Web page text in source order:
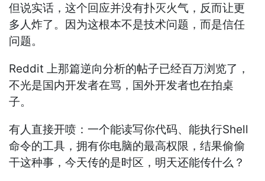
但说实话，这个回应并没有扑灭火气，反而让更
多人炸了。因为这根本不是技术问题，而是信任
问题。
Reddit 上那篇逆向分析的帖子已经百万浏览了，
不光是国内开发者在骂，国外开发者也在拍桌
子。
有人直接开喷：一个能读写你代码、能执行Shell
命令的工具，拥有你电脑的最高权限，结果偷偷
干这种事，今天传的是时区，明天还能传什么？